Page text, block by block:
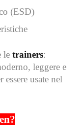
(ESD)
le trainers:
leggere e
usate nel